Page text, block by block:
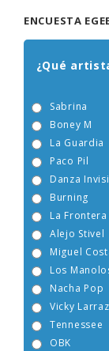
ENCUESTA
¿Qué
Boney M
Burning
Alejo Stivel
Miguel
Nacha Pop
Vicky Larraz